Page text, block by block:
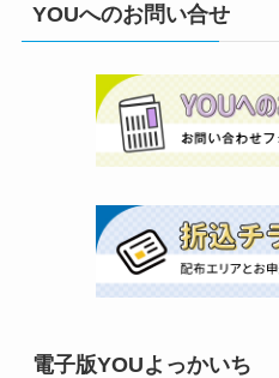
YOUへのお問い合せ
電子版YOUよっかいち